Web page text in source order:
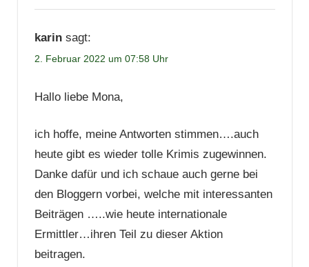
karin sagt:
2. Februar 2022 um 07:58 Uhr
Hallo liebe Mona,
ich hoffe, meine Antworten stimmen….auch
heute gibt es wieder tolle Krimis zugewinnen.
Danke dafür und ich schaue auch gerne bei
den Bloggern vorbei, welche mit interessanten
Beiträgen …..wie heute internationale
Ermittler…ihren Teil zu dieser Aktion
beitragen.